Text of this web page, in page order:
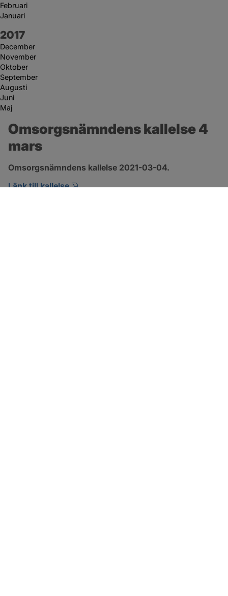
Februari
Januari
År:
2017
December
November
Oktober
September
Augusti
Juni
Maj
Omsorgsnämndens kallelse 4
mars
Omsorgsnämndens kallelse 2021-03-04.
Länk till kallelse
pdf, 132.9 kB, öppnas i nytt fönster.